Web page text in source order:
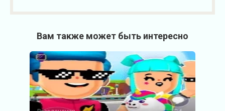
Вам также может быть интересно